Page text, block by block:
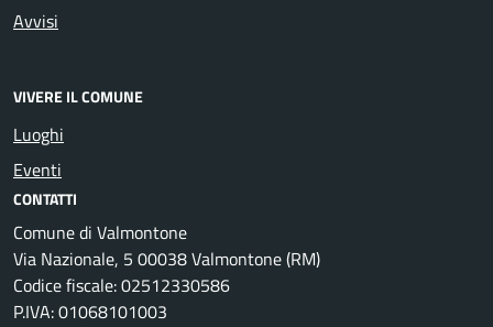
Avvisi
VIVERE IL COMUNE
Luoghi
Eventi
CONTATTI
Comune di Valmontone
Via Nazionale, 5 00038 Valmontone (RM)
Codice fiscale: 02512330586
P.IVA: 01068101003